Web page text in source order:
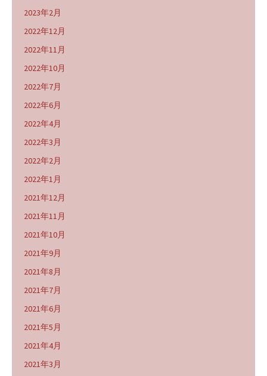
2023年2月
2022年12月
2022年11月
2022年10月
2022年7月
2022年6月
2022年4月
2022年3月
2022年2月
2022年1月
2021年12月
2021年11月
2021年10月
2021年9月
2021年8月
2021年7月
2021年6月
2021年5月
2021年4月
2021年3月